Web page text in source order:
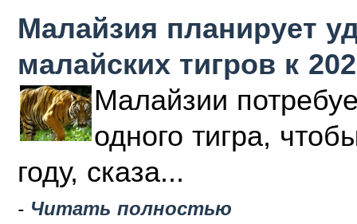
Малайзия планирует
малайских тигров к
Малайзии
одного тигра,
году, сказа...
- Читать полностью